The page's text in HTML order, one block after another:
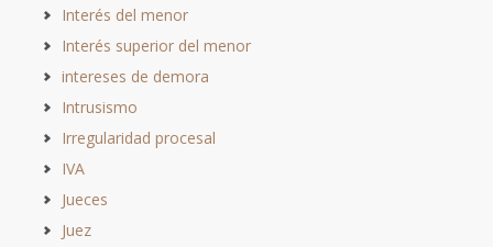
Interés del menor
Interés superior del menor
intereses de demora
Intrusismo
Irregularidad procesal
IVA
Jueces
Juez